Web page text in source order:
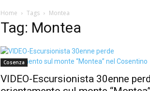
Home Tags Montea
Tag: Montea
Cosenza
VIDEO-Escursionista 30enne